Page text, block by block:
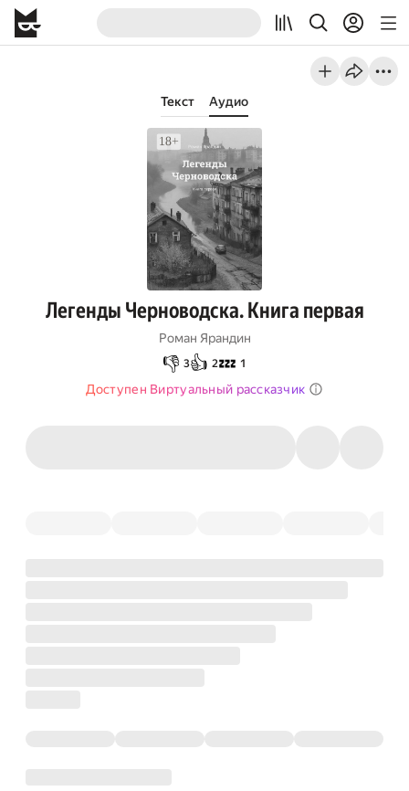
Текст Аудио
Легенды Черноводска. Книга первая
Роман Ярандин
👎 3👍 2💤 1
Доступен Виртуальный рассказчик